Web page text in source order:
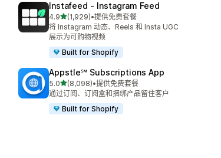
Instafeed ‑ Instagram Feed
4.9星（满分 5 星）
(1,929)
总共 1929 条评论
•提供免费套餐
将 Instagram 动态、Reels 和 Insta UGC
展示为可购物视频
Built for Shopify
Appstle℠ Subscriptions App
5.0星（满分 5 星）
(8,098)
总共 8098 条评论
•提供免费套餐
通过订阅、订阅盒和捆绑产品留住客户
Built for Shopify